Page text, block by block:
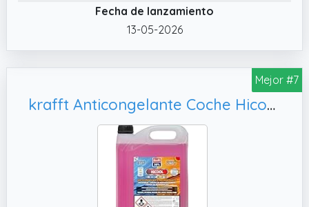
Fecha de lanzamiento
13-05-2026
Mejor #7
krafft Anticongelante Coche Hicool 50% – Líquido Refrigerante Coches Asiáticos 50% - Anticongelante Rosa Apto para Coches Híbridos – 5 L